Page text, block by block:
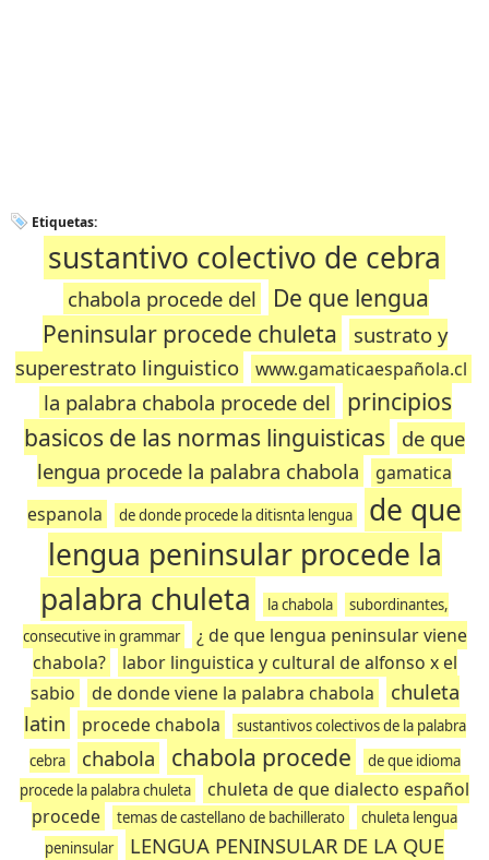
Etiquetas:
sustantivo colectivo de cebra
chabola procede del
De que lengua
Peninsular procede chuleta
sustrato y
superestrato linguistico
www.gamaticaespañola.cl
la palabra chabola procede del
principios
basicos de las normas linguisticas
de que
lengua procede la palabra chabola
gamatica
espanola
de donde procede la ditisnta lengua
de que
lengua peninsular procede la
palabra chuleta
la chabola
subordinantes,
consecutive in grammar
¿ de que lengua peninsular viene
chabola?
labor linguistica y cultural de alfonso x el
sabio
de donde viene la palabra chabola
chuleta
latin
procede chabola
sustantivos colectivos de la palabra
cebra
chabola chabola procede
de que idioma
procede la palabra chuleta
chuleta de que dialecto español
procede
temas de castellano de bachillerato
chuleta lengua
peninsular
LENGUA PENINSULAR DE LA QUE